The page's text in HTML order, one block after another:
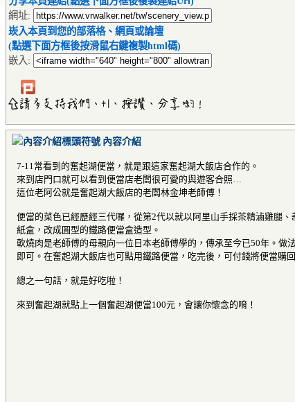
網址:
崁入本頁到您的部落格、網頁或論壇
(點選下面方框後按滑鼠右鍵複製html碼)
嵌入:
內容介紹
7-11常看到的奮起湖便當，就是跟這家奮起湖大飯店合作的。
來到店門口就可以看到便當店老闆很可愛的與遊客合照…
這位老阿公就是奮起湖大飯店的老闆林金坤老師傅！
便當的菜色已經歷經三代囉，從第2代以就以阿里山手採茶精滷雞腿
紙盒，改成圓型的鐵路便當盒造型。
軟燒肉是老師傅的母親向一位日本老師傅學的，傳承至今已50年。
即可。在奮起湖大飯店也可點用鐵路便當，吃完後，可付錢將便當購
總之一句話，就是好吃啦！
來到奮起湖就點上一個奮起湖便當100元，會讓你懷念的唷！